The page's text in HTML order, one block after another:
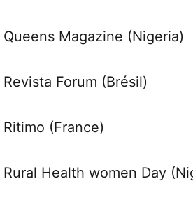
Queens Magazine (Nigeria)
Revista Forum (Brésil)
Ritimo (France)
Rural Health women Day